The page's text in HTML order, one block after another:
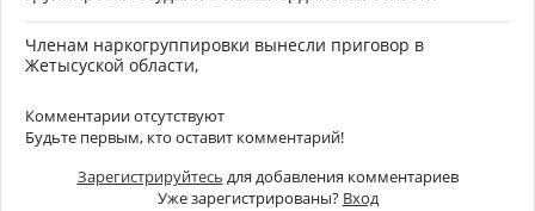
Членам наркогруппировки вынесли приговор в
Жетысуской области,
Комментарии отсутствуют
Будьте первым, кто оставит комментарий!
Зарегистрируйтесь для добавления комментариев
Уже зарегистрированы? Вход